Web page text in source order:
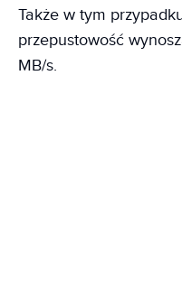
Także w tym
przepustowość
MB/s.